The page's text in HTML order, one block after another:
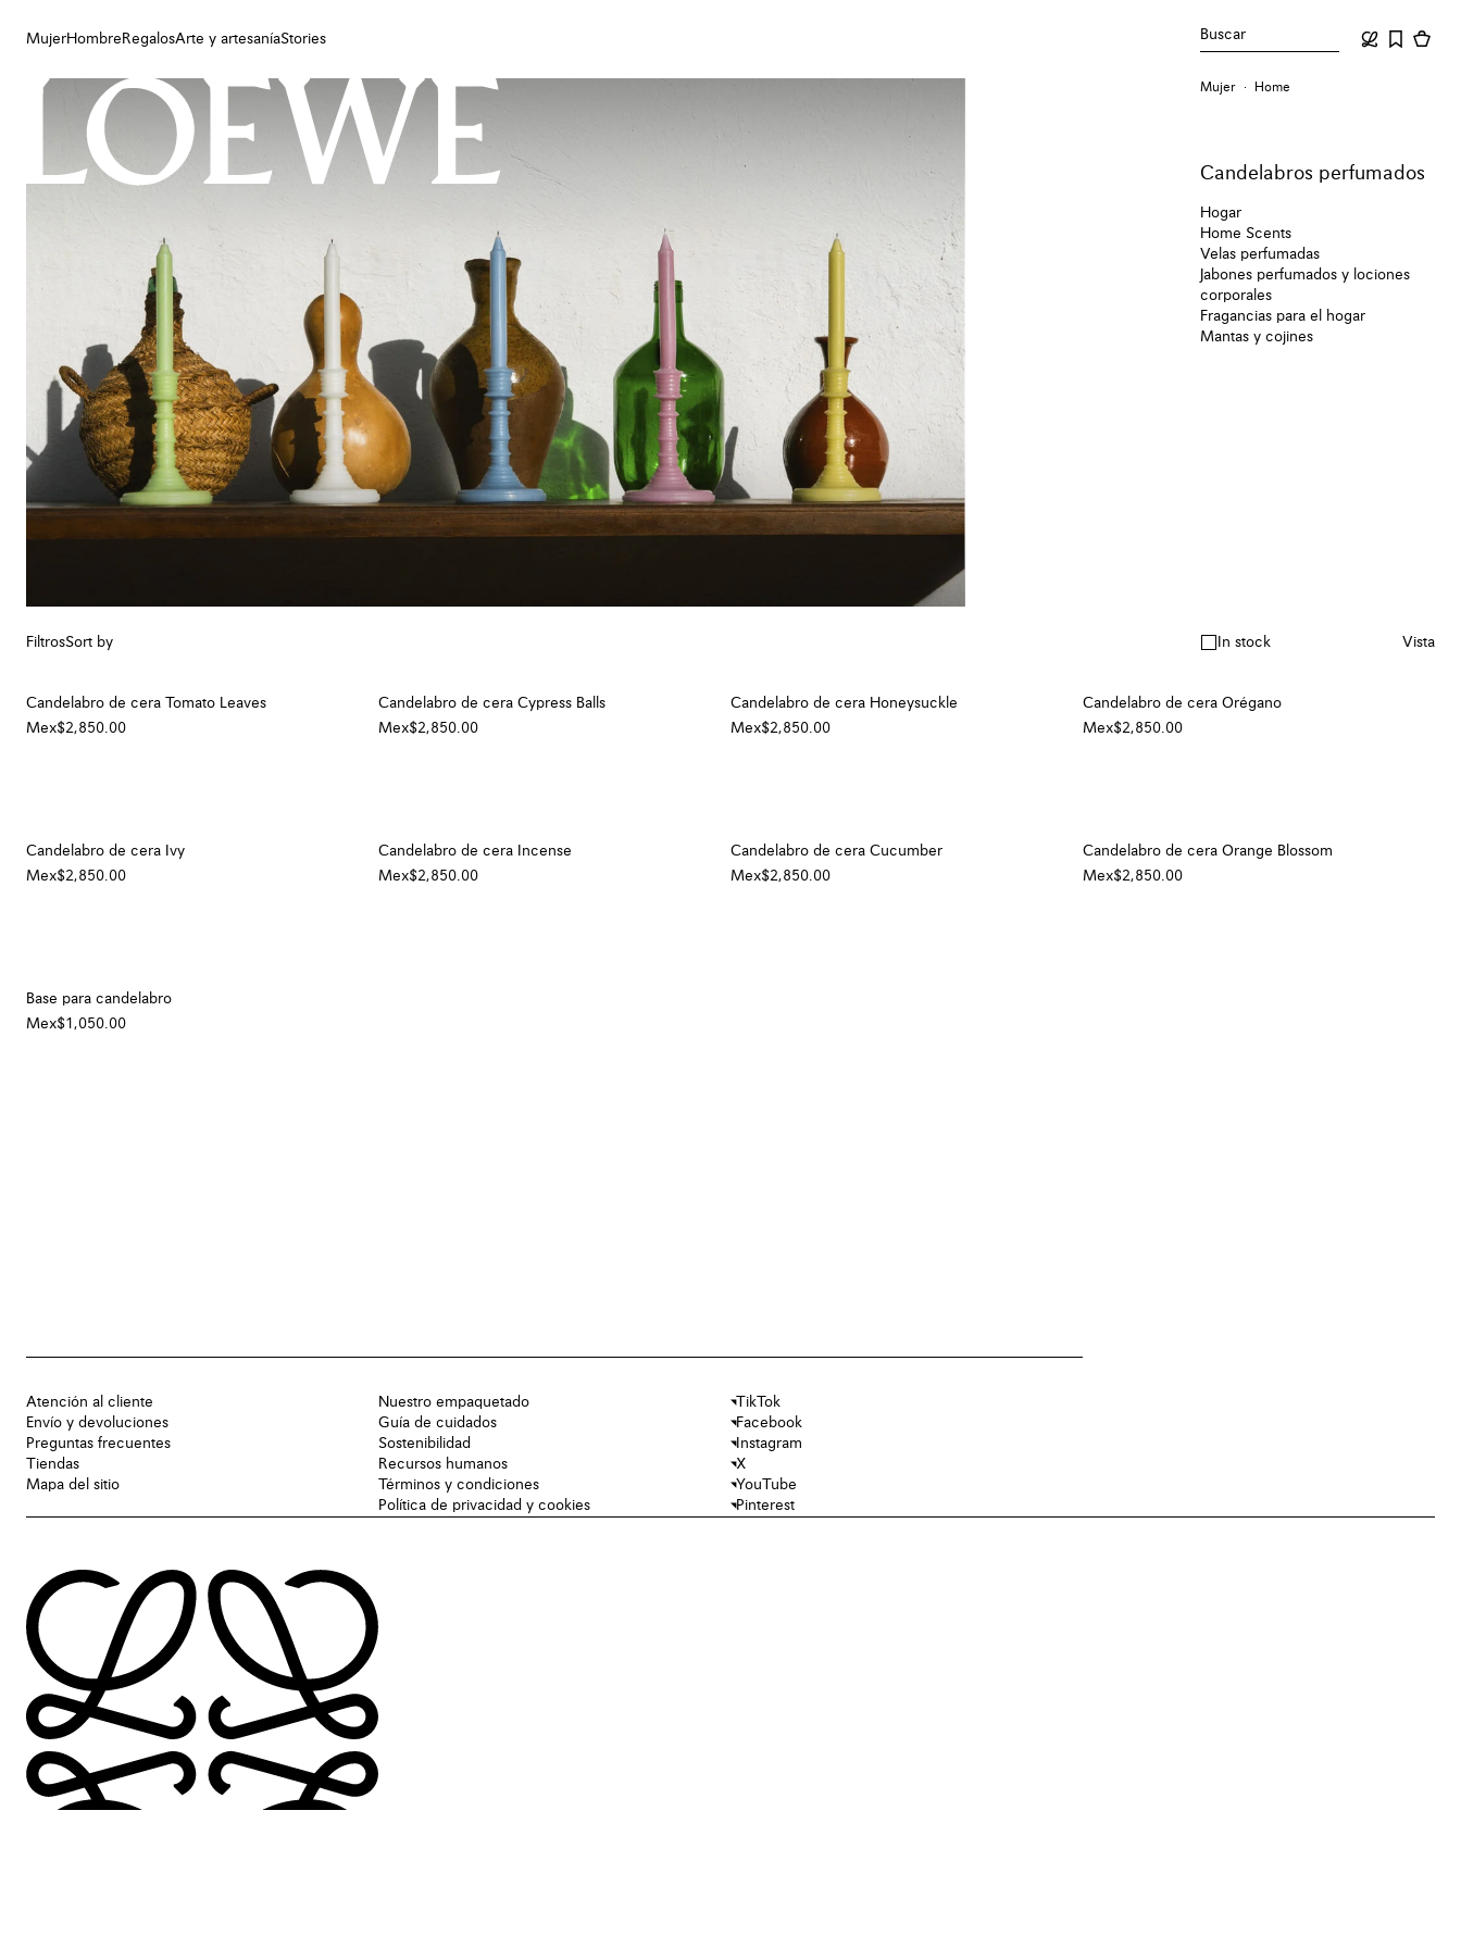
MujerHombre RegalosArte y artesaníaStories Buscar
Mujer
Arte y artesanía
Mujer Home
Candelabros perfumados
Hogar
Home Scents
Velas perfumadas
Jabones perfumados y lociones
corporales
Fragancias para el hogar
Mantas y cojines
FiltrosSort by In stock Vista
Candelabro de cera Tomato Leaves
Mex$2,850.00
Candelabro de cera Cypress Balls
Mex$2,850.00
Candelabro de cera Honeysuckle
Mex$2,850.00
Candelabro de cera Orégano
Mex$2,850.00
Candelabro de cera Ivy
Mex$2,850.00
Candelabro de cera Incense
Mex$2,850.00
Candelabro de cera Cucumber
Mex$2,850.00
Candelabro de cera Orange Blossom
Mex$2,850.00
Base para candelabro
Mex$1,050.00
Atención al cliente
Envío y devoluciones
Preguntas frecuentes
Tiendas
Mapa del sitio
Nuestro empaquetado
Guía de cuidados
Sostenibilidad
Recursos humanos
Términos y condiciones
Política de privacidad y cookies
TikTok
Facebook
Instagram
X
YouTube
Pinterest